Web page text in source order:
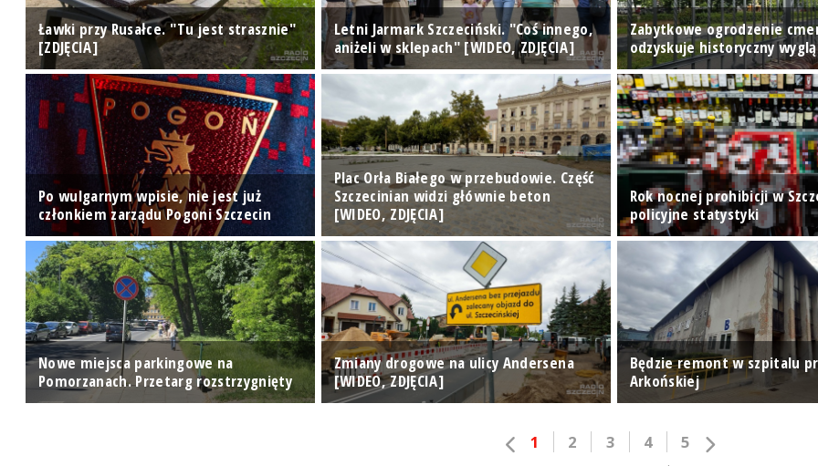
Ławki przy Rusałce. "Tu jest strasznie"
[ZDJĘCIA]
Letni Jarmark Szczeciński. "Coś innego,
aniżeli w sklepach" [WIDEO, ZDJĘCIA]
Zabytkowe ogrodzenie
odzyskuje historyczny
Po wulgarnym wpisie, nie jest już
członkiem zarządu Pogoni Szczecin
Plac Orła Białego w przebudowie. Część
Szczecinian widzi głównie beton
[WIDEO, ZDJĘCIA]
Rok nocnej prohibicji w
policyjne statystyki
Nowe miejsca parkingowe na
Pomorzanach. Przetarg rozstrzygnięty
Zmiany drogowe na ulicy Andersena
[WIDEO, ZDJĘCIA]
Będzie remont w szpitalu
Arkońskiej
1 2 3 4 5